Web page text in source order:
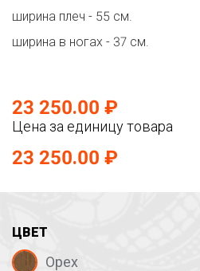
ширина плеч - 55 см.
ширина в ногах - 37 см.
23 250.00 ₽
Цена за единицу товара
23 250.00 ₽
ЦВЕТ
Орех